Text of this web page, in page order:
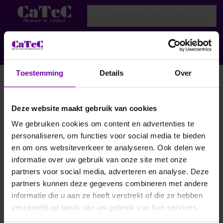
Toestemming Details Over
Deze website maakt gebruik van cookies
We gebruiken cookies om content en advertenties te
personaliseren, om functies voor social media te bieden
en om ons websiteverkeer te analyseren. Ook delen we
informatie over uw gebruik van onze site met onze
partners voor social media, adverteren en analyse. Deze
partners kunnen deze gegevens combineren met andere
informatie die u aan ze heeft verstrekt of die ze hebben
verzameld op basis van uw gebruik van hun services.
Search results:
1-2van2
Filteren en sorteren